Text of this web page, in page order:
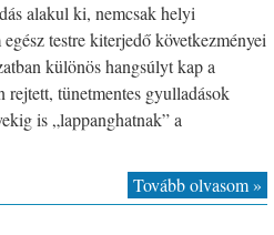
alakul ki, nemcsak helyi
testre kiterjedő következményei
különös hangsúlyt kap a
tünetmentes gyulladások
is „lappanghatnak” a
Tovább olvasom »